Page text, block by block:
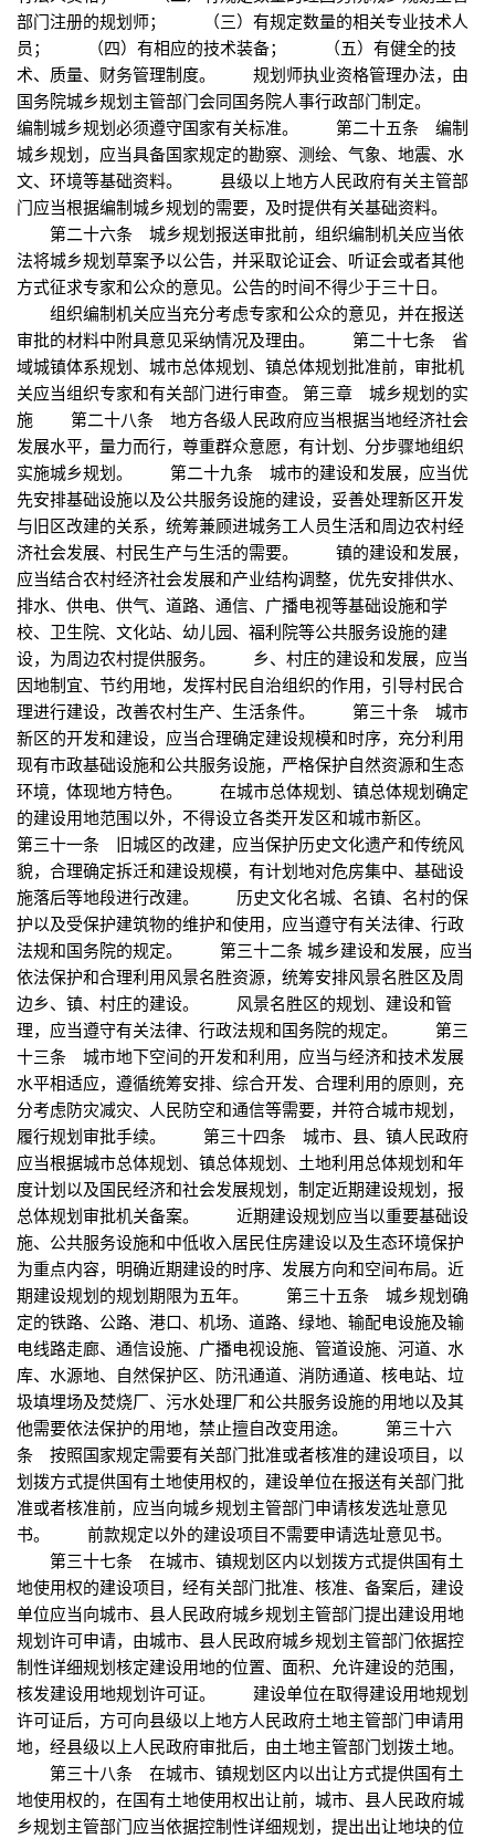
部门注册的规划师； （三）有规定数量的相关专业技术人
员； （四）有相应的技术装备； （五）有健全的技
术、质量、财务管理制度。 规划师执业资格管理办法，由
国务院城乡规划主管部门会同国务院人事行政部门制定。
编制城乡规划必须遵守国家有关标准。 第二十五条 编制
城乡规划，应当具备国家规定的勘察、测绘、气象、地震、水
文、环境等基础资料。 县级以上地方人民政府有关主管部
门应当根据编制城乡规划的需要，及时提供有关基础资料。
第二十六条 城乡规划报送审批前，组织编制机关应当依
法将城乡规划草案予以公告，并采取论证会、听证会或者其他
方式征求专家和公众的意见。公告的时间不得少于三十日。
组织编制机关应当充分考虑专家和公众的意见，并在报送
审批的材料中附具意见采纳情况及理由。 第二十七条 省
域城镇体系规划、城市总体规划、镇总体规划批准前，审批机
关应当组织专家和有关部门进行审查。 第三章 城乡规划的实
施 第二十八条 地方各级人民政府应当根据当地经济社会
发展水平，量力而行，尊重群众意愿，有计划、分步骤地组织
实施城乡规划。 第二十九条 城市的建设和发展，应当优
先安排基础设施以及公共服务设施的建设，妥善处理新区开发
与旧区改建的关系，统筹兼顾进城务工人员生活和周边农村经
济社会发展、村民生产与生活的需要。 镇的建设和发展，
应当结合农村经济社会发展和产业结构调整，优先安排供水、
排水、供电、供气、道路、通信、广播电视等基础设施和学
校、卫生院、文化站、幼儿园、福利院等公共服务设施的建
设，为周边农村提供服务。 乡、村庄的建设和发展，应当
因地制宜、节约用地，发挥村民自治组织的作用，引导村民合
理进行建设，改善农村生产、生活条件。 第三十条 城市
新区的开发和建设，应当合理确定建设规模和时序，充分利用
现有市政基础设施和公共服务设施，严格保护自然资源和生态
环境，体现地方特色。 在城市总体规划、镇总体规划确定
的建设用地范围以外，不得设立各类开发区和城市新区。
第三十一条 旧城区的改建，应当保护历史文化遗产和传统风
貌，合理确定拆迁和建设规模，有计划地对危房集中、基础设
施落后等地段进行改建。 历史文化名城、名镇、名村的保
护以及受保护建筑物的维护和使用，应当遵守有关法律、行政
法规和国务院的规定。 第三十二条 城乡建设和发展，应当
依法保护和合理利用风景名胜资源，统筹安排风景名胜区及周
边乡、镇、村庄的建设。 风景名胜区的规划、建设和管
理，应当遵守有关法律、行政法规和国务院的规定。 第三
十三条 城市地下空间的开发和利用，应当与经济和技术发展
水平相适应，遵循统筹安排、综合开发、合理利用的原则，充
分考虑防灾减灾、人民防空和通信等需要，并符合城市规划，
履行规划审批手续。 第三十四条 城市、县、镇人民政府
应当根据城市总体规划、镇总体规划、土地利用总体规划和年
度计划以及国民经济和社会发展规划，制定近期建设规划，报
总体规划审批机关备案。 近期建设规划应当以重要基础设
施、公共服务设施和中低收入居民住房建设以及生态环境保护
为重点内容，明确近期建设的时序、发展方向和空间布局。近
期建设规划的规划期限为五年。 第三十五条 城乡规划确
定的铁路、公路、港口、机场、道路、绿地、输配电设施及输
电线路走廊、通信设施、广播电视设施、管道设施、河道、水
库、水源地、自然保护区、防汛通道、消防通道、核电站、垃
圾填埋场及焚烧厂、污水处理厂和公共服务设施的用地以及其
他需要依法保护的用地，禁止擅自改变用途。 第三十六
条 按照国家规定需要有关部门批准或者核准的建设项目，以
划拨方式提供国有土地使用权的，建设单位在报送有关部门批
准或者核准前，应当向城乡规划主管部门申请核发选址意见
书。 前款规定以外的建设项目不需要申请选址意见书。
第三十七条 在城市、镇规划区内以划拨方式提供国有土
地使用权的建设项目，经有关部门批准、核准、备案后，建设
单位应当向城市、县人民政府城乡规划主管部门提出建设用地
规划许可申请，由城市、县人民政府城乡规划主管部门依据控
制性详细规划核定建设用地的位置、面积、允许建设的范围，
核发建设用地规划许可证。 建设单位在取得建设用地规划
许可证后，方可向县级以上地方人民政府土地主管部门申请用
地，经县级以上人民政府审批后，由土地主管部门划拨土地。
第三十八条 在城市、镇规划区内以出让方式提供国有土
地使用权的，在国有土地使用权出让前，城市、县人民政府城
乡规划主管部门应当依据控制性详细规划，提出出让地块的位